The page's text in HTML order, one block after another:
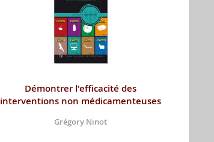
Démontrer l'efficacité des
interventions non médicamenteuses
Grégory Ninot